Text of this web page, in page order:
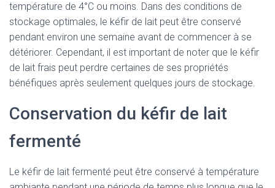
température de 4°C ou moins. Dans des conditions de
stockage optimales, le kéfir de lait peut être conservé
pendant environ une semaine avant de commencer à se
détériorer. Cependant, il est important de noter que le kéfir
de lait frais peut perdre certaines de ses propriétés
bénéfiques après seulement quelques jours de stockage.
Conservation du kéfir de lait
fermenté
Le kéfir de lait fermenté peut être conservé à température